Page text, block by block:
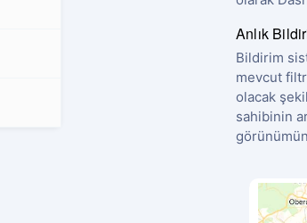
Anlık
Bildirim
mevcut
olacak
sahibinin